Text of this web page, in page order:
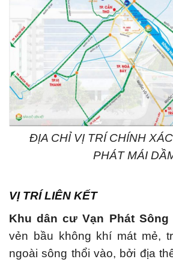
ĐỊA CHỈ VỊ TRÍ CHÍNH
PHÁT MÁI
VỊ TRÍ LIÊN KẾT
Khu dân cư Vạn Phát Sông
vẻn bầu không khí mát mẻ,
ngoài sông thổi vào, bởi địa